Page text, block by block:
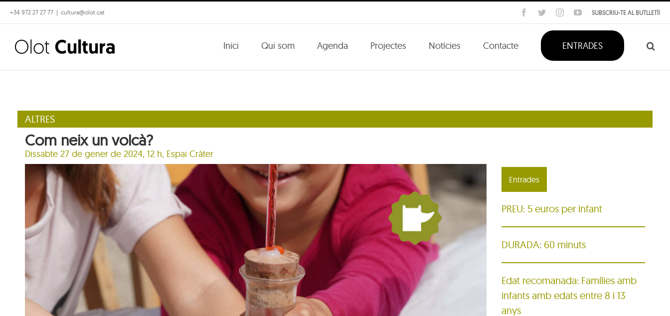
Skip
to
content
+34 972 27 27 77 | cultura@olot.cat SUBSCRIU-TE AL BUTLLETÍ!
Facebook
TwitterInstagramYouTube
Inici Qui som Agenda Projectes Notícies Contacte ENTRADES
ALTRES
Com neix un volcà?
Dissabte 27 de gener de 2024, 12 h, Espai Cràter
Entrades
PREU: 5 euros per infant
DURADA: 60 minuts
Edat recomanada: Famílies amb
infants amb edats entre 8 i 13
anys